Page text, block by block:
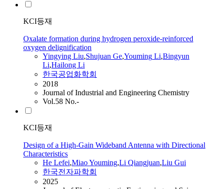
KCI등재
Oxalate formation during hydrogen peroxide-reinforced
oxygen delignification
Yingying Liu,Shujuan Ge,Youming Li,Bingyun
Li,Hailong Li
한국공업화학회
2018
Journal of Industrial and Engineering Chemistry
Vol.58 No.-
KCI등재
Design of a High-Gain Wideband Antenna with Directional
Characteristics
He Lefei,MiaoYouming,Li Qiangjuan,Liu Gui
한국전자파학회
2025